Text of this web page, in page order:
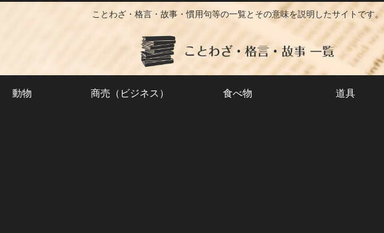
ことわざ・格言・故事・慣用句等の一覧とその意味を説明したサイトです。
動物 商売（ビジネス） 食べ物 道具